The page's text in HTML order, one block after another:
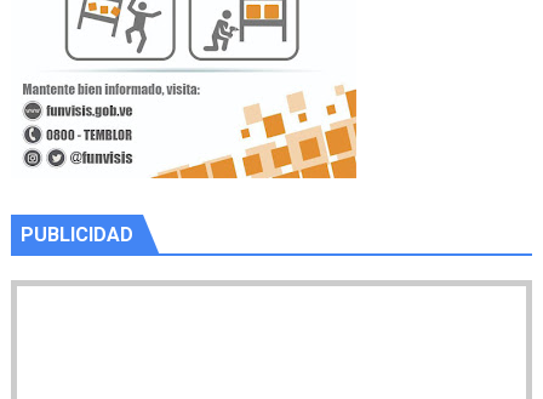
PUBLICIDAD